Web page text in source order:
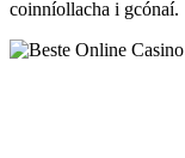
coinníollacha i gcónaí.